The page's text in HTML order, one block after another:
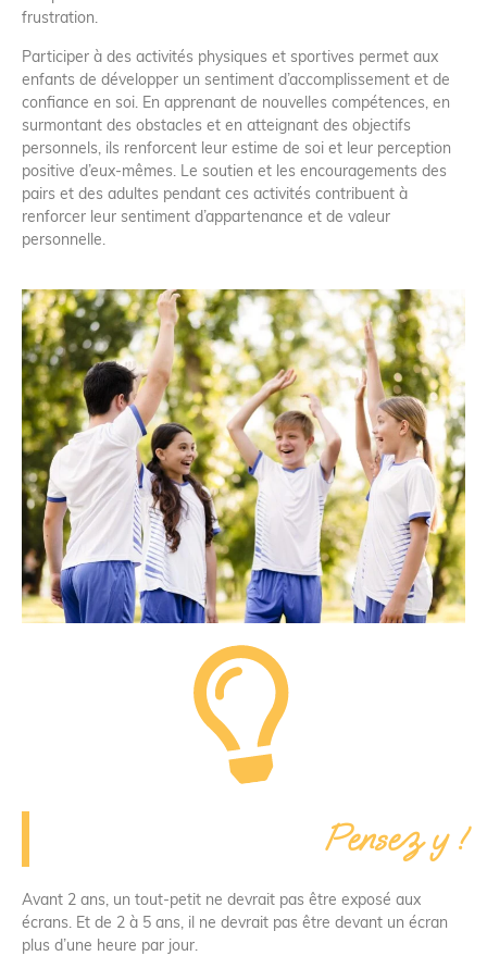
frustration.
Participer à des activités physiques et sportives permet aux
enfants de développer un sentiment d’accomplissement et de
confiance en soi. En apprenant de nouvelles compétences, en
surmontant des obstacles et en atteignant des objectifs
personnels, ils renforcent leur estime de soi et leur perception
positive d’eux-mêmes. Le soutien et les encouragements des
pairs et des adultes pendant ces activités contribuent à
renforcer leur sentiment d’appartenance et de valeur
personnelle.
Pensez y !
Avant 2 ans, un tout-petit ne devrait pas être exposé aux
écrans. Et de 2 à 5 ans, il ne devrait pas être devant un écran
plus d’une heure par jour.